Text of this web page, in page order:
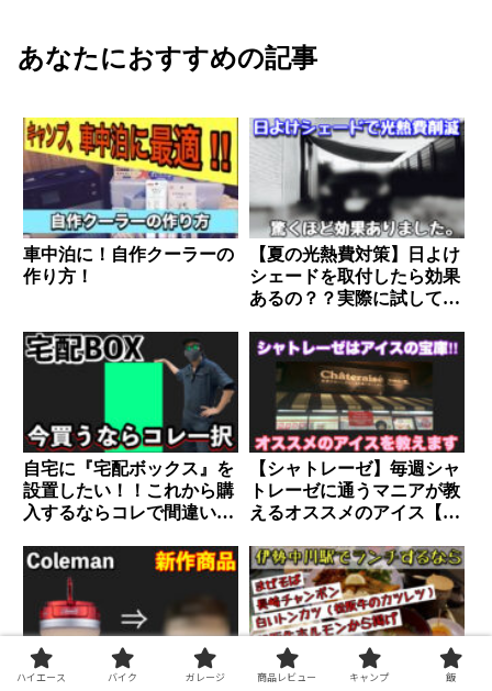
あなたにおすすめの記事
車中泊に！自作クーラーの
作り方！
【夏の光熱費対策】日よけ
シェードを取付したら効果
あるの？？実際に試してみ
自宅に『宅配ボックス』を
設置したい！！これから購
入するならコレで間違いな
【シャトレーゼ】毎週シャ
トレーゼに通うマニアが教
えるオススメのアイス【必
【Coleman】新作ランタン 【伊勢中川駅】そうだ！ラ
ハイエース バイク ガレージ 商品レビュー キャンプ 飯